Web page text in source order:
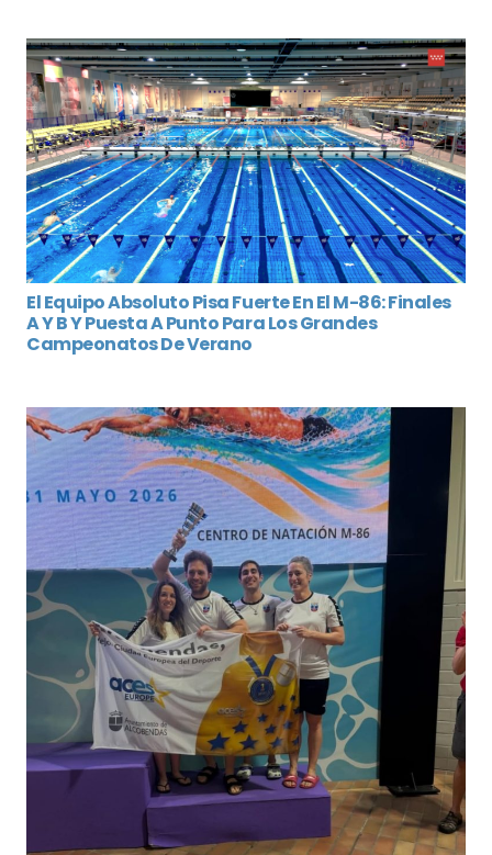
El Equipo Absoluto Pisa Fuerte En El M-86: Finales
A Y B Y Puesta A Punto Para Los Grandes
Campeonatos De Verano